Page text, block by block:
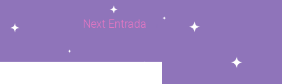
Next Entrada